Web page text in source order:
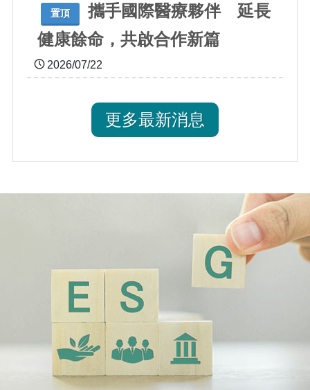
置頂
攜手國際醫療夥伴 延長
健康餘命，共啟合作新篇
2026/07/22
更多最新消息